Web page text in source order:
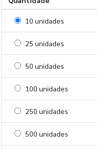
Selecionar 10 unidades
10 unidades
Selecionar 25 unidades
25 unidades
Selecionar 50 unidades
50 unidades
Selecionar 100 unidades
100 unidades
Selecionar 250 unidades
250 unidades
Selecionar 500 unidades
500 unidades